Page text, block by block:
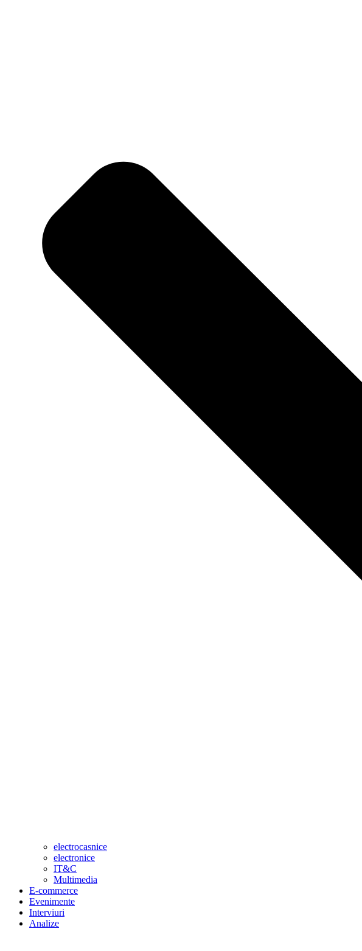
electrocasnice
electronice
IT&C
Multimedia
E-commerce
Evenimente
Interviuri
Analize